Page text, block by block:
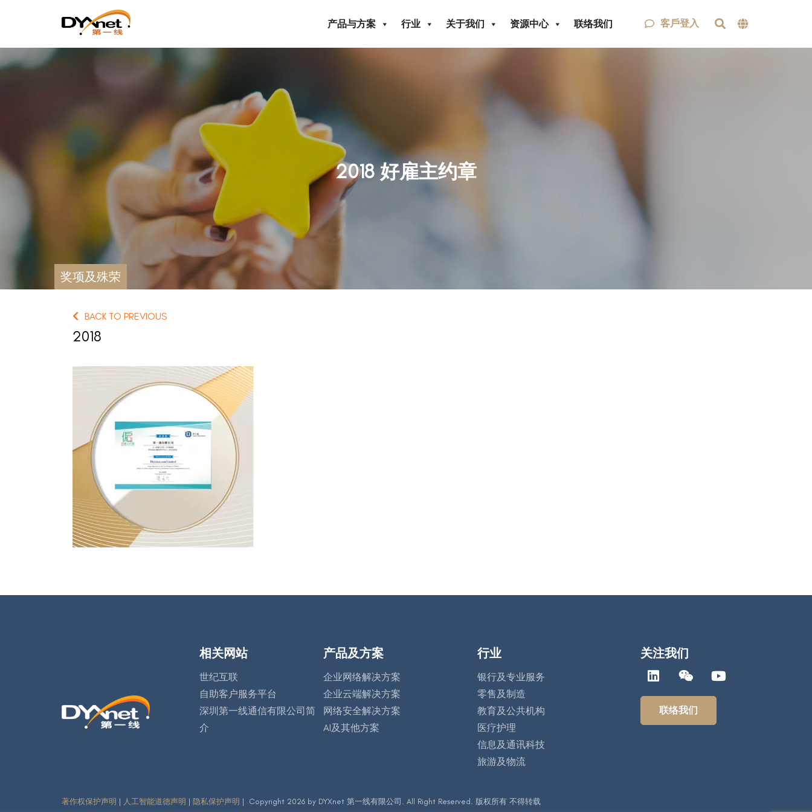
产品与方案 行业 关于我们 资源中心 联络我们 客戶登入
2018 好雇主约章
奖项及殊荣
BACK TO PREVIOUS
2018
相关网站
世纪互联
自助客户服务平台
深圳第一线通信有限公司简
介
产品及方案
企业网络解决方案
企业云端解决方案
网络安全解决方案
AI及其他方案
行业
银行及专业服务
零售及制造
教育及公共机构
医疗护理
信息及通讯科技
旅游及物流
关注我们
联络我们
著作权保护声明 | 人工智能道德声明 | 隐私保护声明 | Copyright 2026 by DYXnet 第一线有限公司. All Right Reserved. 版权所有 不得转载